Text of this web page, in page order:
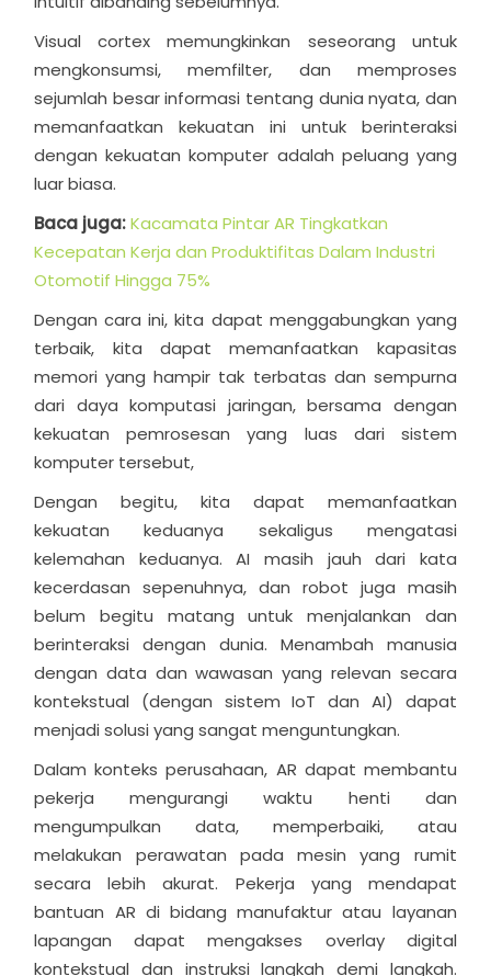
Visual cortex memungkinkan seseorang untuk
mengkonsumsi, memfilter, dan memproses
sejumlah besar informasi tentang dunia nyata, dan
memanfaatkan kekuatan ini untuk berinteraksi
dengan kekuatan komputer adalah peluang yang
luar biasa.
Baca juga: Kacamata Pintar AR Tingkatkan
Kecepatan Kerja dan Produktifitas Dalam Industri
Otomotif Hingga 75%
Dengan cara ini, kita dapat menggabungkan yang
terbaik, kita dapat memanfaatkan kapasitas
memori yang hampir tak terbatas dan sempurna
dari daya komputasi jaringan, bersama dengan
kekuatan pemrosesan yang luas dari sistem
komputer tersebut,
Dengan begitu, kita dapat memanfaatkan
kekuatan keduanya sekaligus mengatasi
kelemahan keduanya. AI masih jauh dari kata
kecerdasan sepenuhnya, dan robot juga masih
belum begitu matang untuk menjalankan dan
berinteraksi dengan dunia. Menambah manusia
dengan data dan wawasan yang relevan secara
kontekstual (dengan sistem IoT dan AI) dapat
menjadi solusi yang sangat menguntungkan.
Dalam konteks perusahaan, AR dapat membantu
pekerja mengurangi waktu henti dan
mengumpulkan data, memperbaiki, atau
melakukan perawatan pada mesin yang rumit
secara lebih akurat. Pekerja yang mendapat
bantuan AR di bidang manufaktur atau layanan
lapangan dapat mengakses overlay digital
kontekstual dan instruksi langkah demi langkah.